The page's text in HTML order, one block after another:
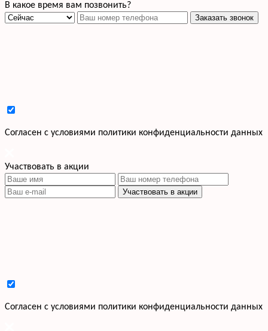
В какое время вам позвонить?
Заказать звонок
Cогласен с условиями политики конфиденциальности данных
Участвовать в акции
Участвовать в акции
Cогласен с условиями политики конфиденциальности данных